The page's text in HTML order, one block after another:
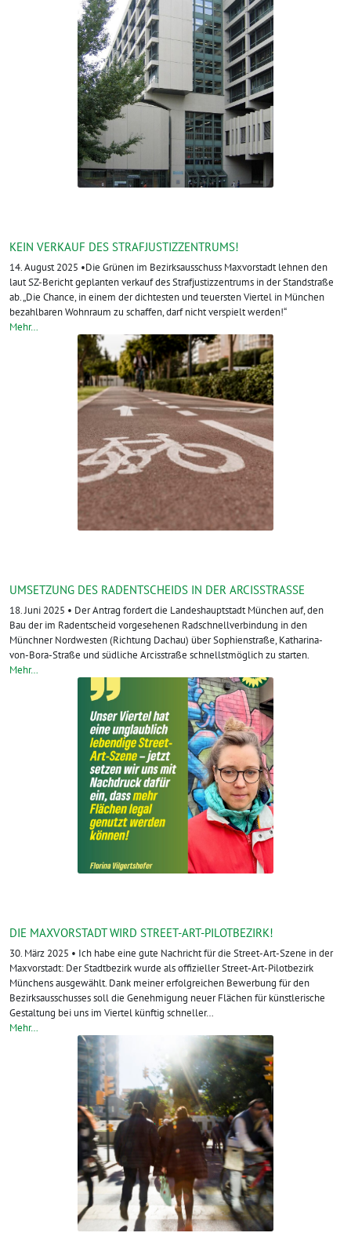
KEIN VERKAUF DES STRAFJUSTIZZENTRUMS!
14. August 2025 •Die Grünen im Bezirksausschuss Maxvorstadt lehnen den
laut SZ-Bericht geplanten verkauf des Strafjustizzentrums in der Standstraße
ab. „Die Chance, in einem der dichtesten und teuersten Viertel in München
bezahlbaren Wohnraum zu schaffen, darf nicht verspielt werden!“
Mehr…
UMSETZUNG DES RADENTSCHEIDS IN DER ARCISSTRASSE
18. Juni 2025 • Der Antrag fordert die Landeshauptstadt München auf, den
Bau der im Radentscheid vorgesehenen Radschnellverbindung in den
Münchner Nordwesten (Richtung Dachau) über Sophienstraße, Katharina-
von-Bora-Straße und südliche Arcisstraße schnellstmöglich zu starten.
Mehr…
DIE MAXVORSTADT WIRD STREET-ART-PILOTBEZIRK!
30. März 2025 • Ich habe eine gute Nachricht für die Street-Art-Szene in der
Maxvorstadt: Der Stadtbezirk wurde als offizieller Street-Art-Pilotbezirk
Münchens ausgewählt. Dank meiner erfolgreichen Bewerbung für den
Bezirksausschusses soll die Genehmigung neuer Flächen für künstlerische
Gestaltung bei uns im Viertel künftig schneller…
Mehr…